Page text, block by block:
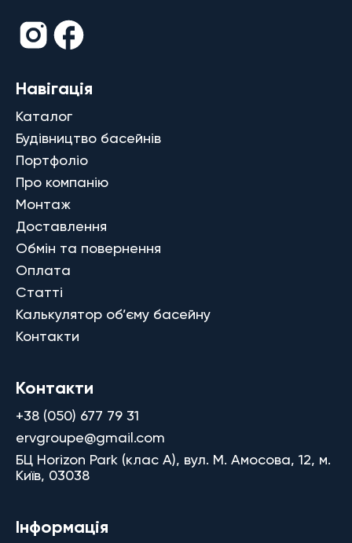
Навігація
Каталог
Будівництво басейнів
Портфоліо
Про компанію
Монтаж
Доставлення
Обмін та повернення
Оплата
Статті
Калькулятор об’єму басейну
Контакти
Контакти
+38 (050) 677 79 31
ervgroupe@gmail.com
БЦ Horizon Park (клас A), вул. М. Амосова, 12, м.
Київ, 03038
Інформація